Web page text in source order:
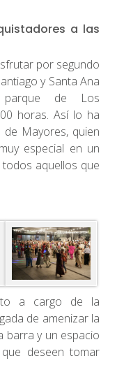
a las
por segundo
y Santa Ana
de Los
horas. Así lo ha
de Mayores, quien
especial en un
aquellos que
a cargo de la
de amenizar la
barra y un espacio
deseen tomar